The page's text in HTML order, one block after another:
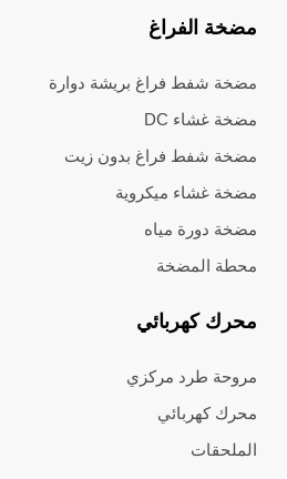
مضخة الفراغ
مضخة شفط فراغ بريشة دوارة
مضخة غشاء DC
مضخة شفط فراغ بدون زيت
مضخة غشاء ميكروية
مضخة دورة مياه
محطة المضخة
محرك كهربائي
مروحة طرد مركزي
محرك كهربائي
الملحقات